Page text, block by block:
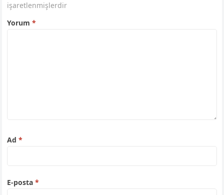
işaretlenmişlerdir
Yorum*
Ad*
E-posta*